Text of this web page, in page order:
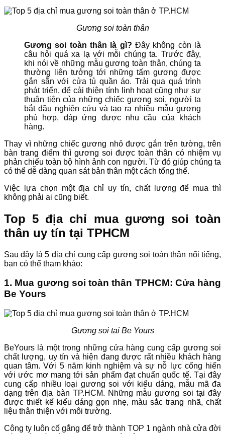
Gương soi toàn thân
Gương soi toàn thân là gì? Đây không còn là
câu hỏi quá xa lạ với mỗi chúng ta. Trước đây,
khi nói về những mẫu gương toàn thân, chúng ta
thường liên tưởng tới những tấm gương được
gắn sẵn với cửa tủ quần áo. Trải qua quá trình
phát triển, để cải thiện tính linh hoạt cũng như sự
thuận tiện của những chiếc gương soi, người ta
bắt đầu nghiên cứu và tạo ra nhiều mẫu gương
phù hợp, đáp ứng được nhu cầu của khách
hàng.
Thay vì những chiếc gương nhỏ được gắn trên tường, trên
bàn trang điểm thì gương soi được toàn thân có nhiệm vụ
phản chiếu toàn bộ hình ảnh con người. Từ đó giúp chúng ta
có thể dễ dàng quan sát bản thân một cách tổng thể.
Việc lựa chọn một địa chỉ uy tín, chất lượng để mua thì
không phải ai cũng biết.
Top 5 địa chỉ mua gương soi toàn
thân uy tín tại TPHCM
Sau đây là 5 địa chỉ cung cấp gương soi toàn thân nổi tiếng,
bạn có thể tham khảo:
1. Mua gương soi toàn thân TPHCM: Cửa hàng
Be Yours
Gương soi tại Be Yours
BeYours là một trong những cửa hàng cung cấp gương soi
chất lượng, uy tín và hiện đang được rất nhiều khách hàng
quan tâm. Với 5 năm kinh nghiệm và sự nỗ lực cống hiến
với ước mơ mang tới sản phẩm đạt chuẩn quốc tế. Tại đây
cung cấp nhiều loại gương soi với kiểu dáng, mẫu mã đa
dạng trên địa bàn TP.HCM. Những mẫu gương soi tại đây
được thiết kế kiểu dáng gọn nhẹ, màu sắc trang nhã, chất
liệu thân thiện với môi trường.
Công ty luôn cố gắng để trở thành TOP 1 ngành nhà cửa đời